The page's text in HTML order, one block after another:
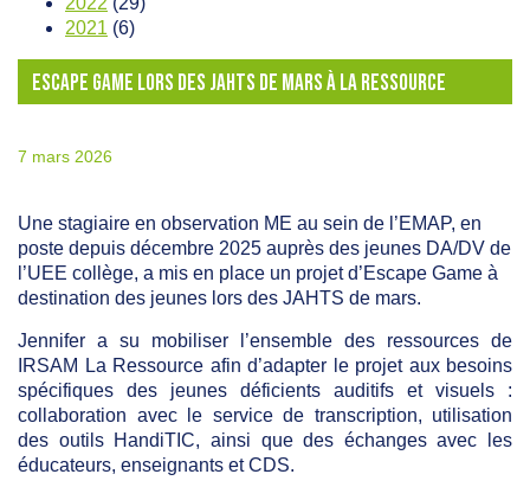
2021 (6)
ESCAPE GAME LORS DES JAHTS DE MARS À LA RESSOURCE
7 mars 2026
Une stagiaire en observation ME au sein de l’EMAP, en
poste depuis décembre 2025 auprès des jeunes DA/DV de
l’UEE collège, a mis en place un projet d’Escape Game à
destination des jeunes lors des JAHTS de mars.
Jennifer a su mobiliser l’ensemble des ressources de
IRSAM La Ressource afin d’adapter le projet aux besoins
spécifiques des jeunes déficients auditifs et visuels :
collaboration avec le service de transcription, utilisation
des outils HandiTIC, ainsi que des échanges avec les
éducateurs, enseignants et CDS.